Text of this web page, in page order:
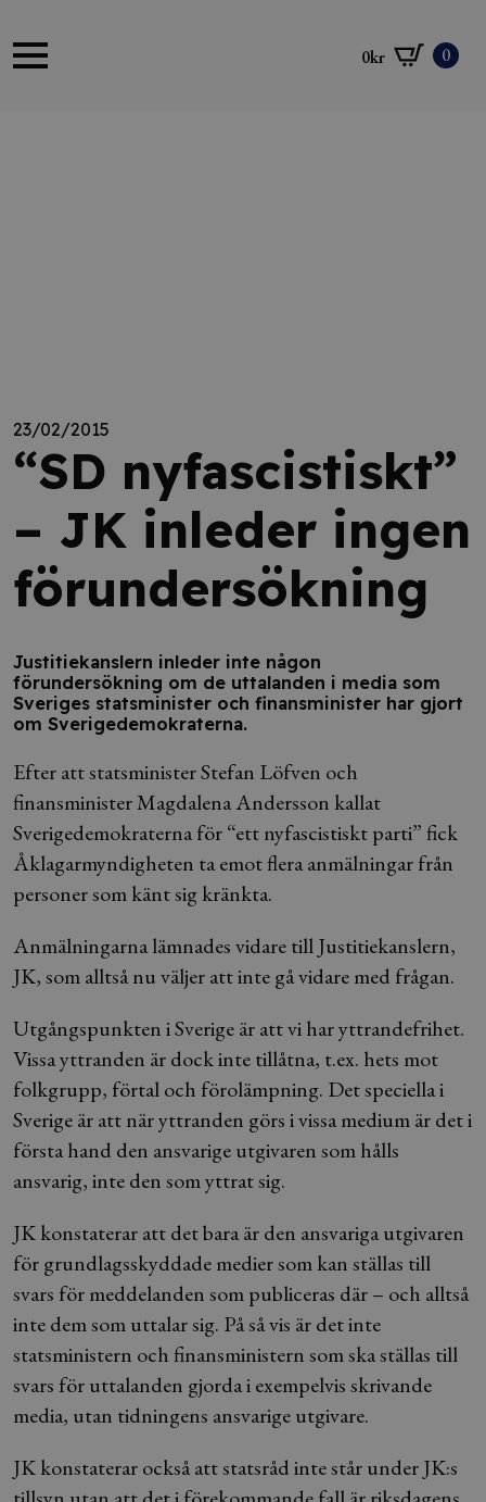
0kr 0
23/02/2015
“SD nyfascistiskt”
– JK inleder ingen
förundersökning
Justitiekanslern inleder inte någon
förundersökning om de uttalanden i media som
Sveriges statsminister och finansminister har gjort
om Sverigedemokraterna.
Efter att statsminister Stefan Löfven och
finansminister Magdalena Andersson kallat
Sverigedemokraterna för “ett nyfascistiskt parti” fick
Åklagarmyndigheten ta emot flera anmälningar från
personer som känt sig kränkta.
Anmälningarna lämnades vidare till Justitiekanslern,
JK, som alltså nu väljer att inte gå vidare med frågan.
Utgångspunkten i Sverige är att vi har yttrandefrihet.
Vissa yttranden är dock inte tillåtna, t.ex. hets mot
folkgrupp, förtal och förolämpning. Det speciella i
Sverige är att när yttranden görs i vissa medium är det i
första hand den ansvarige utgivaren som hålls
ansvarig, inte den som yttrat sig.
JK konstaterar att det bara är den ansvariga utgivaren
för grundlagsskyddade medier som kan ställas till
svars för meddelanden som publiceras där – och alltså
inte dem som uttalar sig. På så vis är det inte
statsministern och finansministern som ska ställas till
svars för uttalanden gjorda i exempelvis skrivande
media, utan tidningens ansvarige utgivare.
JK konstaterar också att statsråd inte står under JK:s